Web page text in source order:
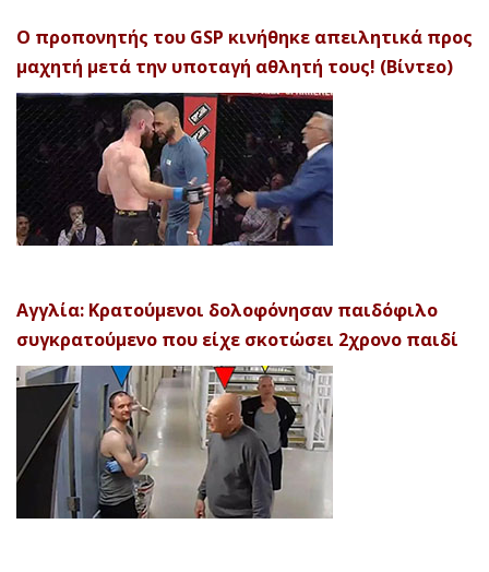
Ο προπονητής του GSP κινήθηκε απειλητικά προς
μαχητή μετά την υποταγή αθλητή τους! (Βίντεο)
Αγγλία: Κρατούμενοι δολοφόνησαν παιδόφιλο
συγκρατούμενο που είχε σκοτώσει 2χρονο παιδί